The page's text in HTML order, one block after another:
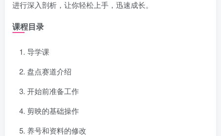
进行深入剖析，让你轻松上手，迅速成长。
课程目录
导学课
盘点赛道介绍
开始前准备工作
剪映的基础操作
养号和资料的修改